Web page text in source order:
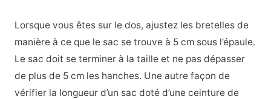
Lorsque vous êtes sur le dos, ajustez les bretelles de
manière à ce que le sac se trouve à 5 cm sous l’épaule.
Le sac doit se terminer à la taille et ne pas dépasser
de plus de 5 cm les hanches. Une autre façon de
vérifier la longueur d’un sac doté d’une ceinture de